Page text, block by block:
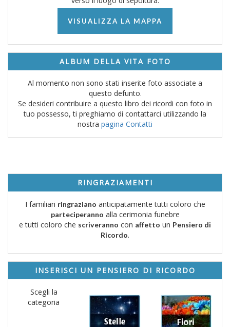
VISUALIZZA LA MAPPA
ALBUM DELLA VITA FOTO
Al momento non sono stati inserite foto associate a
questo defunto.
Se desideri contribuire a questo libro dei ricordi con foto in
tuo possesso, ti preghiamo di contattarci utilizzando la
nostra pagina Contatti
RINGRAZIAMENTI
I familiari ringraziano anticipatamente tutti coloro che
parteciperanno alla cerimonia funebre
e tutti coloro che scriveranno con affetto un Pensiero di
Ricordo.
INSERISCI UN PENSIERO DI RICORDO
Scegli la
categoria